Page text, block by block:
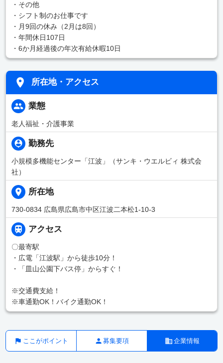
・その他
・シフト制のお仕事です
・月9回の休み（2月は8回）
・年間休日107日
・6か月経過後の年次有給休暇10日
所在地・アクセス
業態
老人福祉・介護事業
勤務先
小規模多機能センター「江波」（サンキ・ウエルビィ 株式会
社）
所在地
730-0834 広島県広島市中区江波二本松1-10-3
アクセス
〇最寄駅
・広電「江波駅」から徒歩10分！
・「皿山公園下バス停」からすぐ！
※交通費支給！
※車通勤OK！バイク通勤OK！
ここがポイント 募集要項 企業情報